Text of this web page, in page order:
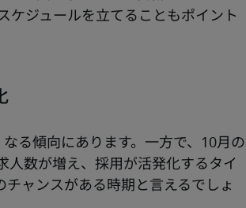
ケジュールを立てることもポイント
る傾向にあります。一方で、10月の
人数が増え、採用が活発化するタイ
ャンスがある時期と言えるでしょ